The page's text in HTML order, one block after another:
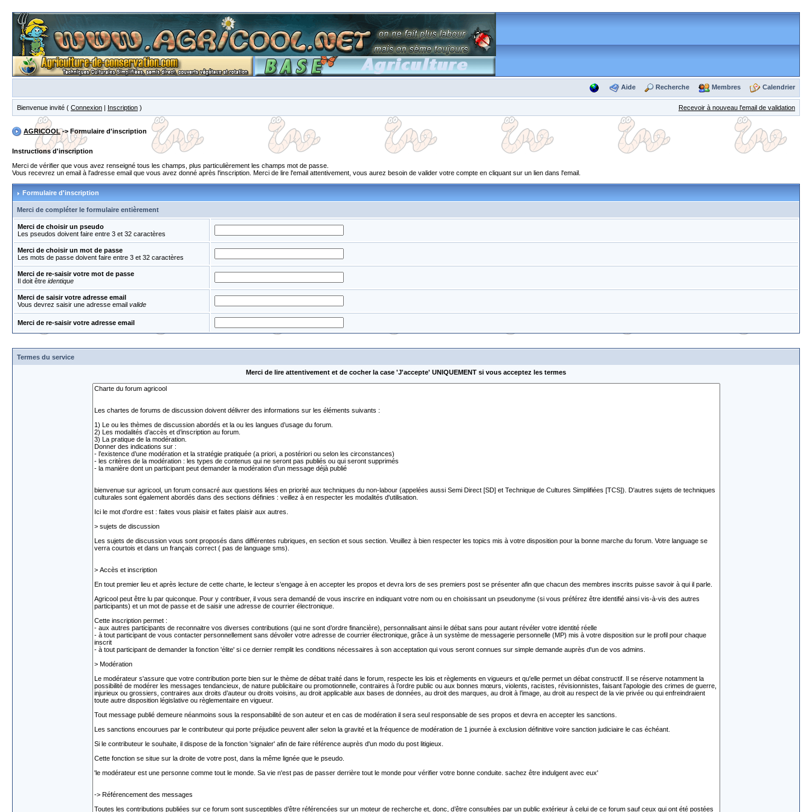
Aide Recherche Membres Calendrier
Bienvenue invité ( Connexion | Inscription ) Recevoir à nouveau l'email de validation
AGRICOOL-> Formulaire d'inscription
Instructions d'inscription
Merci de vérifier que vous avez renseigné tous les champs, plus particulièrement les champs mot de passe.
Vous recevrez un email à l'adresse email que vous avez donné après l'inscription. Merci de lire l'email attentivement, vous aurez besoin de valider votre compte en cliquant sur un lien dans l'email.
Formulaire d'inscription
Merci de compléter le formulaire entièrement
Merci de choisir un pseudo
Les pseudos doivent faire entre 3 et 32 caractères
Merci de choisir un mot de passe
Les mots de passe doivent faire entre 3 et 32 caractères
Merci de re-saisir votre mot de passe
Il doit être identique
Merci de saisir votre adresse email
Vous devrez saisir une adresse email valide
Merci de re-saisir votre adresse email
Termes du service
Merci de lire attentivement et de cocher la case 'J'accepte' UNIQUEMENT si vous acceptez les termes